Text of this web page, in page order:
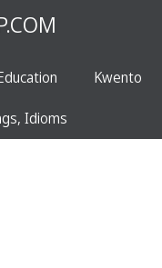
Kwento
Idioms